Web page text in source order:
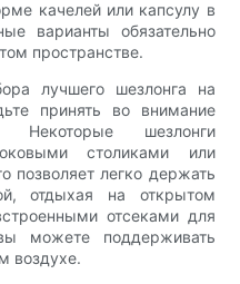
качелей или капсулу в
варианты обязательно
пространстве.
лучшего шезлонга на
принять во внимание
Некоторые шезлонги
столиками или
позволяет легко держать
отдыхая на открытом
отсеками для
можете поддерживать
воздухе.